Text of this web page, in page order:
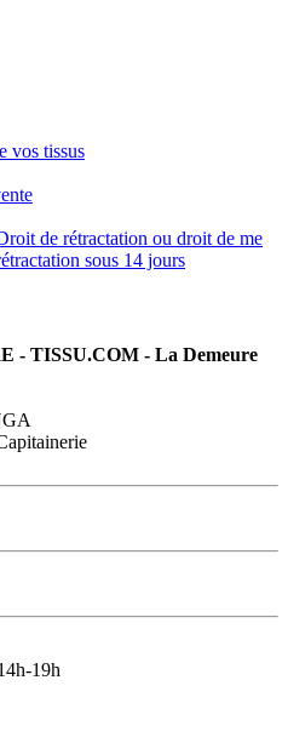
vos tissus
de rétractation ou droit de me
sous 14 jours
- TISSU.COM - La Demeure
19h